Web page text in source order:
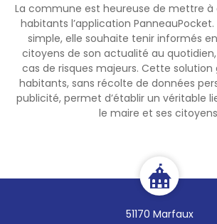
La commune est heureuse de mettre à
habitants l’application
simple, elle souhaite tenir informés
citoyens de son actualité au
cas de risques majeurs. Cette
habitants, sans récolte de données
publicité, permet d’établir un véritable
le maire et ses
51170 Marfaux